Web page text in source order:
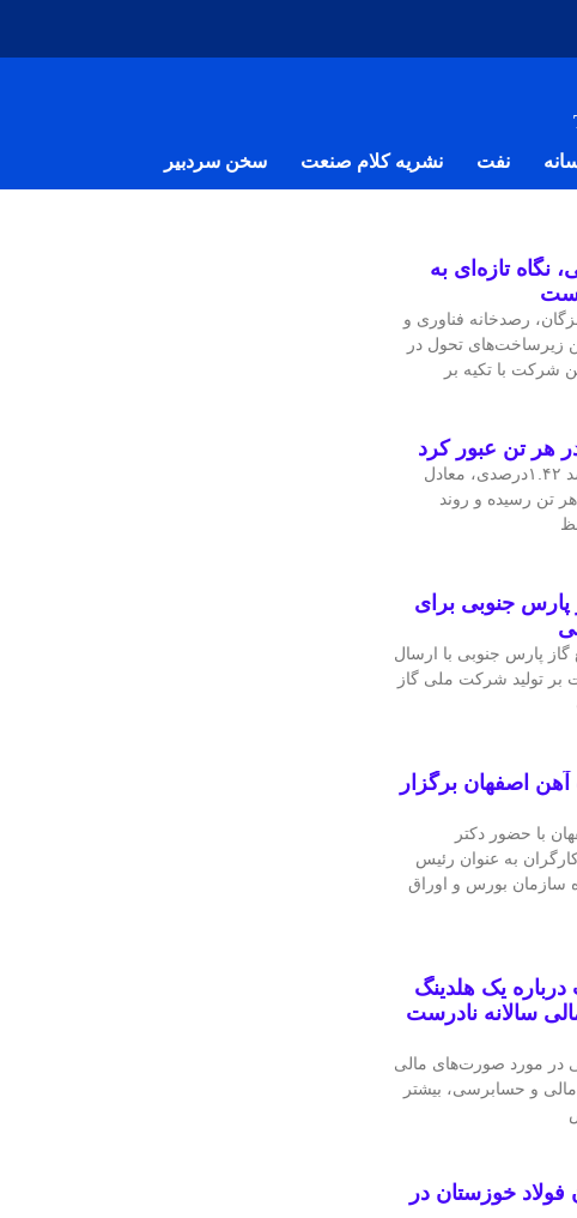
نفت نشریه کلام صنعت سخن سردبیر
نگاه تازه‌ای به
رصدخانه فناوری و
زیرساخت‌های تحول در
شرکت با تکیه بر
قیمت جهانی مس در معاملات اخیر با رشد ۱.۴۲درصدی، معادل
و ۴۷.۹۷ دلار در هر تن رسیده و روند
جنوبی برای
پارس جنوبی با ارسال
بر تولید شرکت ملی گاز
اصفهان برگزار
با حضور دکتر
به عنوان رئیس
سازمان بورس و اوراق
یک هلدینگ
سالانه نادرست
در مورد صورت‌های مالی
و حسابرسی، بیشتر
فولاد خوزستان در